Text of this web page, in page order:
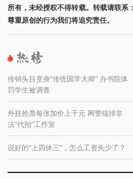
所有，未经授权不得转载。转载请联
尊重原创的行为我们将追究责任。
传销头目变身“传统国学大师” 办书院体
罚学生被调查
外挂抢票每张加价上千元 网警端掉非
法“代拍”工作室
说好的“上四休三”，怎么工资先少了？